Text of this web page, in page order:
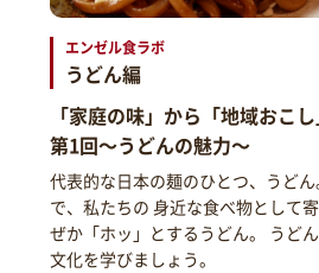
エンゼル食ラボ
うどん編
「家庭の味」から「地域おこし
第1回～うどんの魅力～
代表的な日本の麺のひとつ、うど
で、私たちの 身近な食べ物として
ぜか「ホッ」とするうどん。 うど
文化を学びましょう。